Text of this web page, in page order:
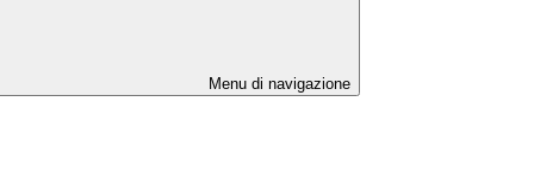
Menu di navigazione